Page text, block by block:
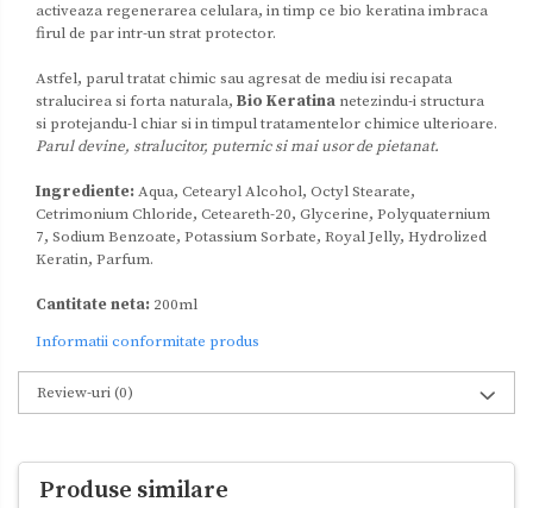
activeaza regenerarea celulara, in timp ce bio keratina imbraca
firul de par intr-un strat protector.
Astfel, parul tratat chimic sau agresat de mediu isi recapata
stralucirea si forta naturala, Bio Keratina netezindu-i structura
si protejandu-l chiar si in timpul tratamentelor chimice ulterioare.
Parul devine, stralucitor, puternic si mai usor de pietanat.
Ingrediente:Aqua, Cetearyl Alcohol, Octyl Stearate,
Cetrimonium Chloride, Ceteareth-20, Glycerine, Polyquaternium
7, Sodium Benzoate, Potassium Sorbate, Royal Jelly, Hydrolized
Keratin, Parfum.
Cantitate neta: 200ml
Informatii conformitate produs
Review-uri(0)
Produse similare